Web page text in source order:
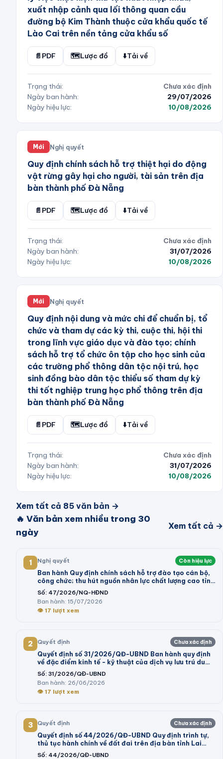
xuất nhập cảnh qua lối thông quan cầu
đường bộ Kim Thành thuộc cửa khẩu quốc tế
Lào Cai trên nền tảng cửa khẩu số
📄 PDF 🗺️Lược đồ ⬇️Tải về
Trạng thái:
Chưa xác định
Ngày ban hành:
29/07/2026
Ngày hiệu lực:
10/08/2026
Mới Nghị quyết
Quy định chính sách hỗ trợ thiệt hại do động
vật rừng gây hại cho người, tài sản trên địa
bàn thành phố Đà Nẵng
📄 PDF 🗺️Lược đồ ⬇️Tải về
Trạng thái:
Chưa xác định
Ngày ban hành:
31/07/2026
Ngày hiệu lực:
10/08/2026
Mới Nghị quyết
Quy định nội dung và mức chi để chuẩn bị, tổ
chức và tham dự các kỳ thi, cuộc thi, hội thi
trong lĩnh vực giáo dục và đào tạo; chính
sách hỗ trợ tổ chức ôn tập cho học sinh của
các trường phổ thông dân tộc nội trú, học
sinh đồng bào dân tộc thiểu số tham dự kỳ
thi tốt nghiệp trung học phổ thông trên địa
bàn thành phố Đà Nẵng
📄 PDF 🗺️Lược đồ ⬇️Tải về
Trạng thái:
Chưa xác định
Ngày ban hành:
31/07/2026
Ngày hiệu lực:
10/08/2026
Xem tất cả 85 văn bản →
🔥 Văn bản xem nhiều trong 30
ngày
Xem tất cả →
1 Nghị quyết Còn hiệu lực
Ban hành Quy định chính sách hỗ trợ đào tạo cán bộ,
công chức; thu hút nguồn nhân lực chất lượng cao tỉnh
Vĩnh Long giai đoạn 2026 - 2030
Số: 47/2026/NQ-HĐND
Ban hành: 15/07/2026
👁 17 lượt xem
2 Quyết định Chưa xác định
Quyết định số 31/2026/QĐ-UBND Ban hành quy định
về đặc điểm kinh tế - kỹ thuật của dịch vụ lưu trú du
lịch; dịch vụ tham quan tại khu du lịch thực hiện kê
khai giá trên địa bàn tỉnh Lâm Đồng
Số: 31/2026/QĐ-UBND
Ban hành: 26/06/2026
👁 17 lượt xem
3 Quyết định Chưa xác định
Quyết định số 44/2026/QĐ-UBND Quy định trình tự,
thủ tục hành chính về đất đai trên địa bàn tỉnh Lai
Châu
Số: 44/2026/QĐ-UBND